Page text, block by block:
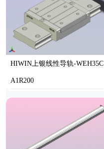
HIWIN上银线性导轨-WEH35C
A1R200
STP,INVENTOR